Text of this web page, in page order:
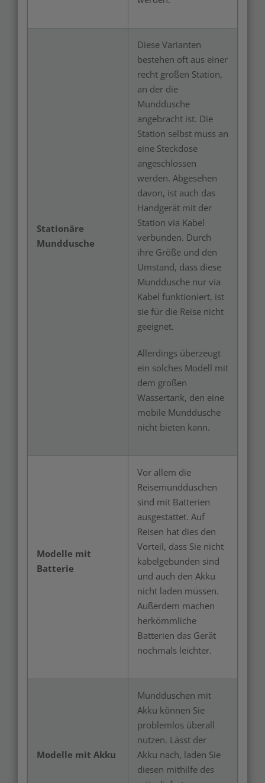
Stationäre
Munddusche
Diese Varianten
bestehen oft aus einer
recht großen Station,
an der die
Munddusche
angebracht ist. Die
Station selbst muss an
eine Steckdose
angeschlossen
werden. Abgesehen
davon, ist auch das
Handgerät mit der
Station via Kabel
verbunden. Durch
ihre Größe und den
Umstand, dass diese
Munddusche nur via
Kabel funktioniert, ist
sie für die Reise nicht
geeignet.
Allerdings überzeugt
ein solches Modell mit
dem großen
Wassertank, den eine
mobile Munddusche
nicht bieten kann.
Modelle mit
Batterie
Vor allem die
Reisemundduschen
sind mit Batterien
ausgestattet. Auf
Reisen hat dies den
Vorteil, dass Sie nicht
kabelgebunden sind
und auch den Akku
nicht laden müssen.
Außerdem machen
herkömmliche
Batterien das Gerät
nochmals leichter.
Modelle mit Akku
Mundduschen mit
Akku können Sie
problemlos überall
nutzen. Lässt der
Akku nach, laden Sie
diesen mithilfe des